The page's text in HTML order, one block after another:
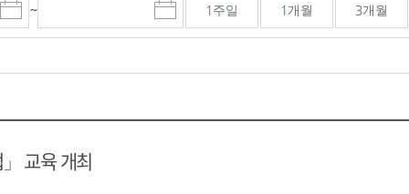
시
~
종
료
력
1주일 1개월 3개월
교육 개최